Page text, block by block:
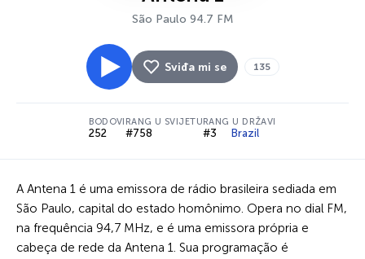
São Paulo 94.7 FM
Sviđa mi se 135
BODOVI
252
RANG U SVIJETU
#758
RANG U DRŽAVI
#3 Brazil
A Antena 1 é uma emissora de rádio brasileira sediada em
São Paulo, capital do estado homônimo. Opera no dial FM,
na frequência 94,7 MHz, e é uma emissora própria e
cabeça de rede da Antena 1. Sua programação é